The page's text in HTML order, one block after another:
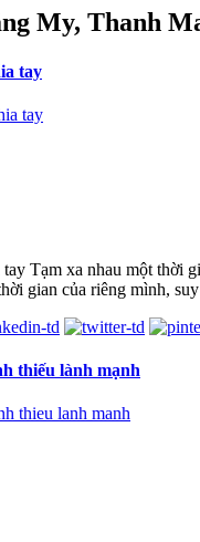
My, Thanh
tay
Tạm xa nhau một thời
gian của riêng mình,
thiếu lành mạnh